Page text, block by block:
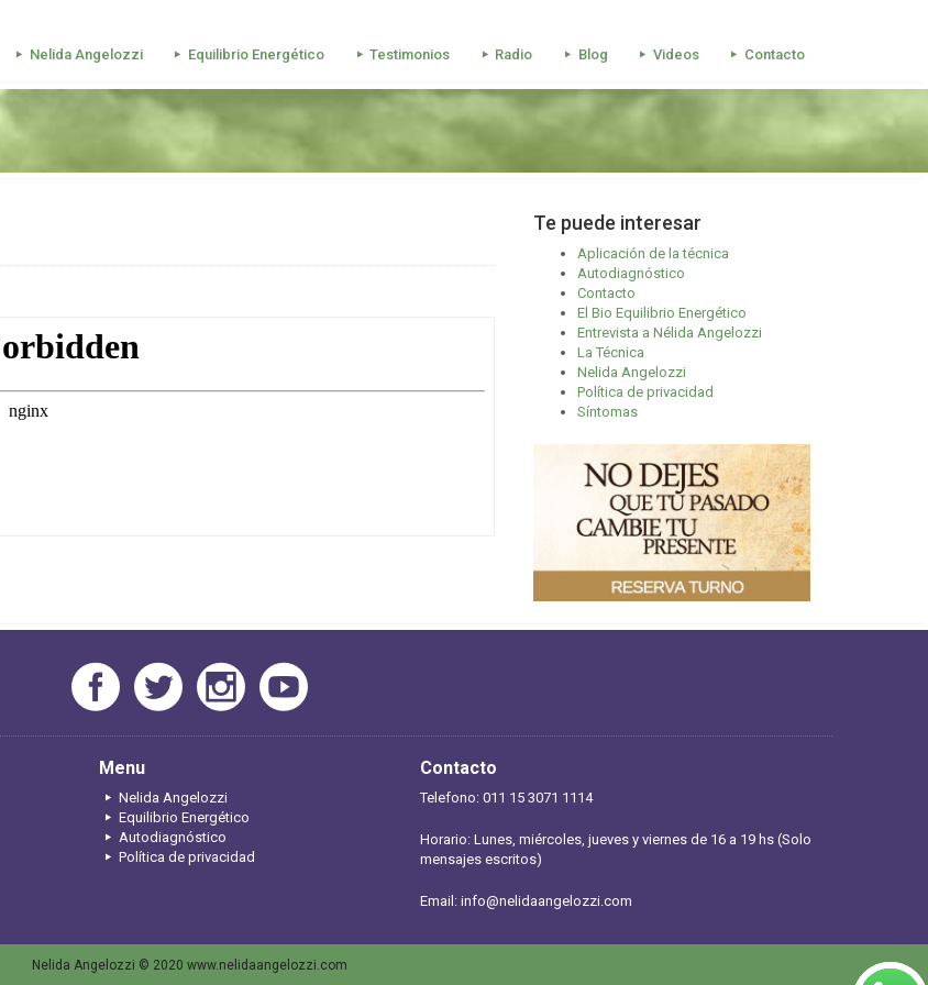
Nelida Angelozzi Equilibrio Energético Testimonios Radio Blog Videos Contacto
Te puede interesar
Aplicación de la técnica
Autodiagnóstico
Contacto
El Bio Equilibrio Energético
Entrevista a Nélida Angelozzi
La Técnica
Nelida Angelozzi
Política de privacidad
Síntomas
Menu
Nelida Angelozzi
Equilibrio Energético
Autodiagnóstico
Política de privacidad
Contacto
Telefono: 011 15 3071 1114
Horario: Lunes, miércoles, jueves y viernes de 16 a 19 hs (Solo
mensajes escritos)
Email: info@nelidaangelozzi.com
Nelida Angelozzi © 2020 www.nelidaangelozzi.com